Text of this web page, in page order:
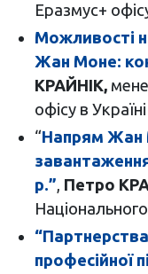
Еразмус+
Можливості
Жан Моне:
КРАЙНІК,
офісу в Україні
“Напрям Жан
р.”, Петро
“Партнерства
професійної